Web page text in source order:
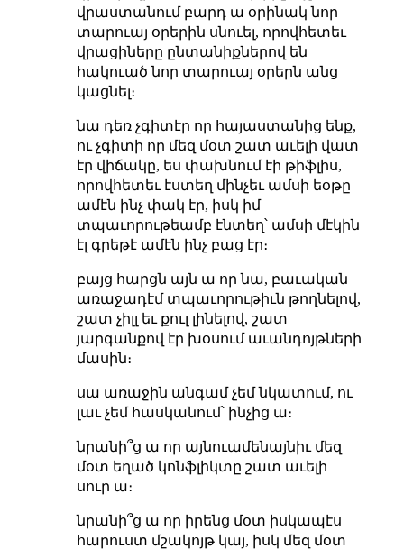
վրաստանում բարդ ա օրինակ նոր
տարուայ օրերին սնուել, որովհետեւ
վրացիները ընտանիքներով են
հակուած նոր տարուայ օրերն անց
կացնել։
նա դեռ չգիտէր որ հայաստանից ենք,
ու չգիտի որ մեզ մօտ շատ աւելի վատ
էր վիճակը, ես փախնում էի թիֆլիս,
որովհետեւ էստեղ մինչեւ ամսի եօթը
ամէն ինչ փակ էր, իսկ իմ
տպաւորութեամբ էնտեղ՝ ամսի մէկին
էլ գրեթէ ամէն ինչ բաց էր։
բայց հարցն այն ա որ նա, բաւական
առաջադէմ տպաւորութիւն թողնելով,
շատ չիլլ եւ քուլ լինելով, շատ
յարգանքով էր խօսում աւանդոյթների
մասին։
սա առաջին անգամ չեմ նկատում, ու
լաւ չեմ հասկանում՝ ինչից ա։
նրանի՞ց ա որ այնուամենայնիւ մեզ
մօտ եղած կոնֆլիկտը շատ աւելի
սուր ա։
նրանի՞ց ա որ իրենց մօտ իսկապէս
հարուստ մշակոյթ կայ, իսկ մեզ մօտ